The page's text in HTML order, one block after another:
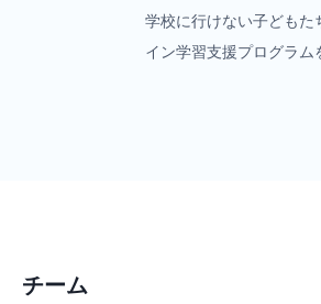
学校に行けない子どもた
イン学習支援プログラム
チーム